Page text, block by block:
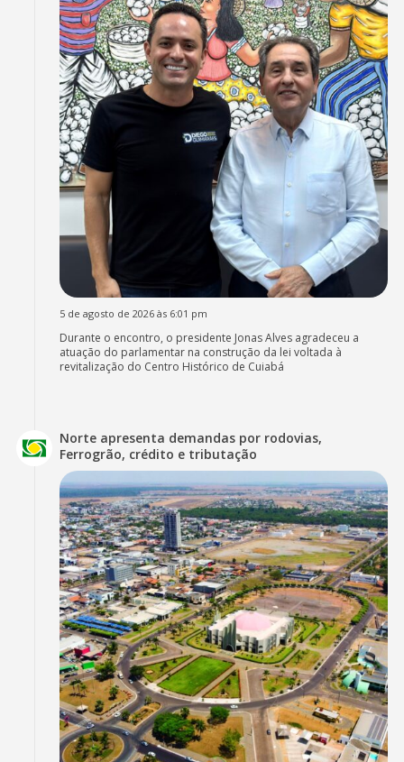
5 de agosto de 2026 às 6:01 pm
Durante o encontro, o presidente Jonas Alves agradeceu a
atuação do parlamentar na construção da lei voltada à
revitalização do Centro Histórico de Cuiabá
Norte apresenta demandas por rodovias,
Ferrogrão, crédito e tributação